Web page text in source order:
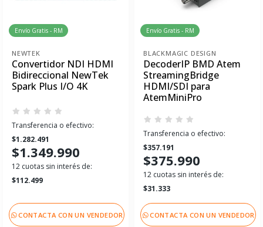
Envío Gratis - RM
NEWTEK
Convertidor NDI HDMI
Bidireccional NewTek
Spark Plus I/O 4K
Transferencia o efectivo:
$1.282.491
$1.349.990
12 cuotas sin interés de:
$112.499
CONTACTA CON UN VENDEDOR
Envío Gratis - RM
BLACKMAGIC DESIGN
DecoderIP BMD Atem
StreamingBridge
HDMI/SDI para
AtemMiniPro
Transferencia o efectivo:
$357.191
$375.990
12 cuotas sin interés de:
$31.333
CONTACTA CON UN VENDEDOR